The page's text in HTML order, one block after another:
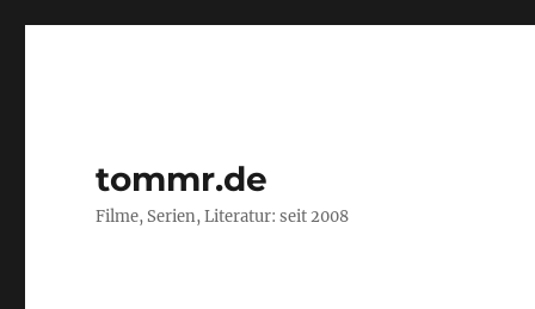
tommr.de
Filme, Serien, Literatur: seit 2008